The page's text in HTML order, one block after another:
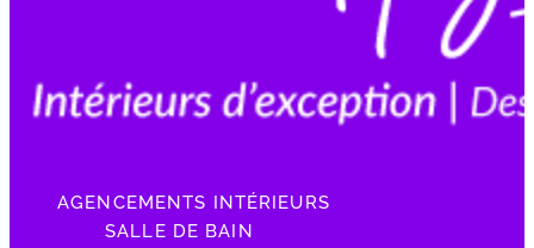
AGENCEMENTS INTÉRIEURS
SALLE DE BAIN